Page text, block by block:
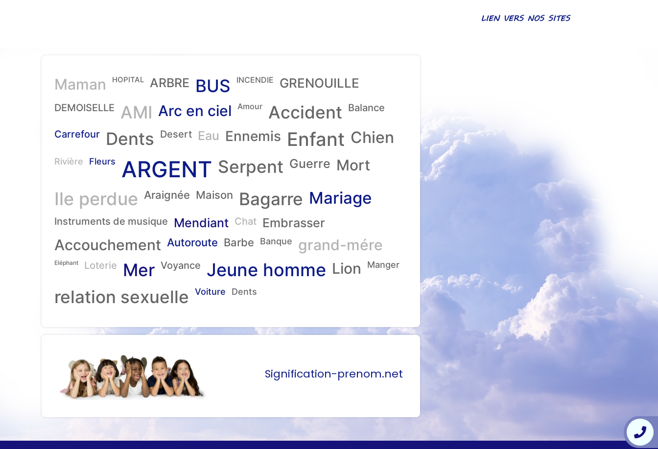
LIEN VERS NOS SITES
Maman HOPITAL ARBRE BUS INCENDIE GRENOUILLE
DEMOISELLE AMI Arc en ciel Amour Accident Balance
Carrefour Dents Desert Eau Ennemis Enfant Chien
Rivière Fleurs ARGENT Serpent Guerre Mort
Ile perdue Araignée Maison Bagarre Mariage
Instruments de musique Mendiant Chat Embrasser
Accouchement Autoroute Barbe Banque grand-mére
Eléphant Loterie Mer Voyance Jeune homme Lion Manger
relation sexuelle Voiture Dents
Signification-prenom.net